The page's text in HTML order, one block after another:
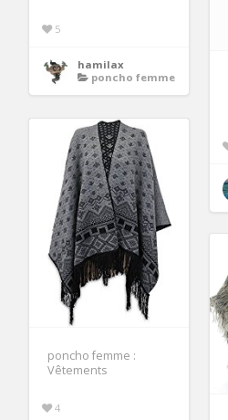
5
hamilax
poncho femme
poncho femme :
Vêtements
4